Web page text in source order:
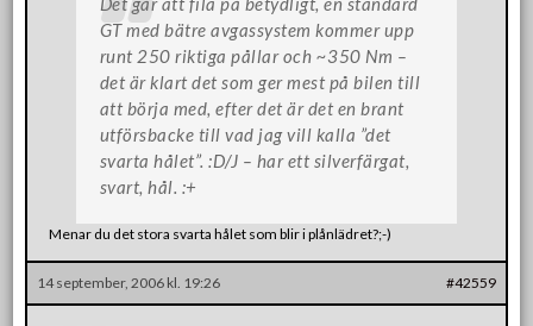
GT med bätre avgassystem kommer upp
runt 250 riktiga pållar och ~350 Nm –
det är klart det som ger mest på bilen till
att börja med, efter det är det en brant
utförsbacke till vad jag vill kalla ”det
svarta hålet”. :D/J – har ett silverfärgat,
svart, hål. :+
Menar du det stora svarta hålet som blir i plånlädret?;-)
14 september, 2006 kl. 19:26 #42559